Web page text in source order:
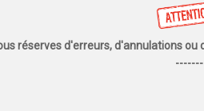
réserves d'erreurs, d'annulations
-------